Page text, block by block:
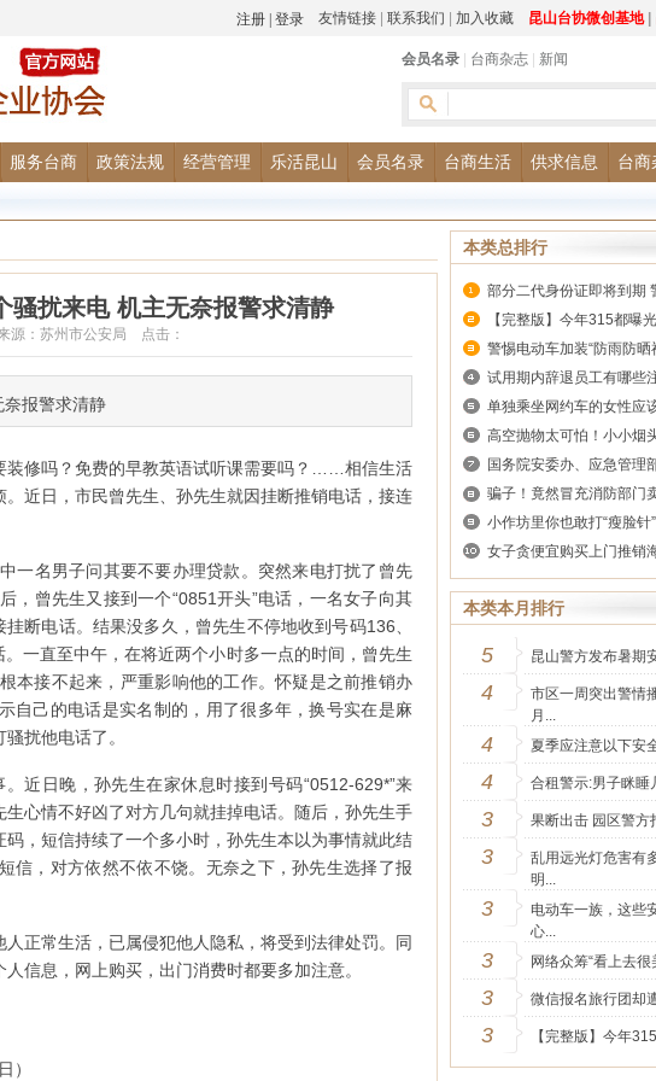
昆山台协微创基地|
友情链接 联系我们 加入收藏
会员名录 台商杂志 新闻
服务台商 政策法规 经营管理 乐活昆山 会员名录 台商生活 供求信息 台商
骚扰来电 机主无奈报警求清静
源：苏州市公安局 点击：
报警求清静
装修吗？免费的早教英语试听课需要吗？……相信生活
近日，市民曾先生、孙先生就因挂断推销电话，接连
一名男子问其要不要办理贷款。突然来电打扰了曾先
，曾先生又接到一个“0851开头”电话，一名女子向其
断电话。结果没多久，曾先生不停地收到号码136、
一直至中午，在将近两个小时多一点的时间，曾先生
本接不起来，严重影响他的工作。怀疑是之前推销办
自己的电话是实名制的，用了很多年，换号实在是麻
扰他电话了。
近日晚，孙先生在家休息时接到号码“0512-629*”来
心情不好凶了对方几句就挂掉电话。随后，孙先生手
，短信持续了一个多小时，孙先生本以为事情就此结
信，对方依然不依不饶。无奈之下，孙先生选择了报
正常生活，已属侵犯他人隐私，将受到法律处罚。同
信息，网上购买，出门消费时都要多加注意。
）
本类总排行
部分二代身份证即将到期
【完整版】今年315都曝
警惕电动车加装“防雨防晒
试用期内辞退员工有哪些
单独乘坐网约车的女性应
高空抛物太可怕！小小烟
国务院安委办、应急管理
骗子！竟然冒充消防部门
小作坊里你也敢打“瘦脸针”
女子贪便宜购买上门推销
本类本月排行
5 昆山警方发布暑期
4
市区一周突出警情
月...
4 夏季应注意以下安
4 合租警示:男子眯睡
3 果断出击 园区警方
3
乱用远光灯危害有
明...
3
电动车一族，这些
心...
3 网络众筹“看上去很
3 微信报名旅行团却
3 【完整版】今年